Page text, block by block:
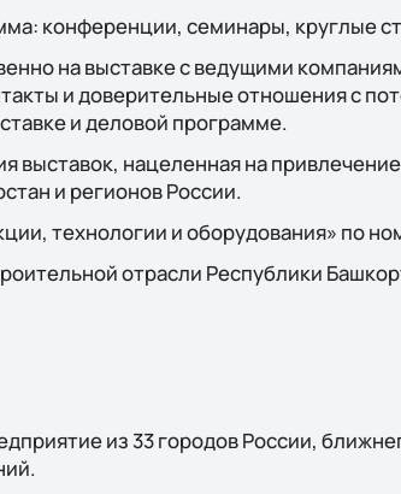
конференции, семинары, круглые
на выставке с ведущими
и доверительные отношения с
и деловой программе.
выставок, нацеленная на
и регионов России.
технологии и оборудования» по
отрасли Республики
из 33 городов России,